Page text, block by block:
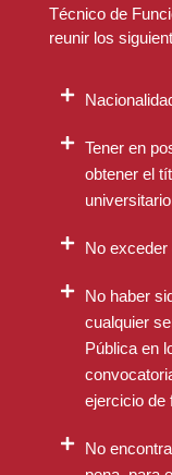
Técnico de
reunir los
Tener en
obtener el
No exceder
No haber
cualquier
Pública en
ejercicio de
No
Tema 01.La
Valores
Públicos.
protección de
Ley
de reforma
Andalucía:
sociales,